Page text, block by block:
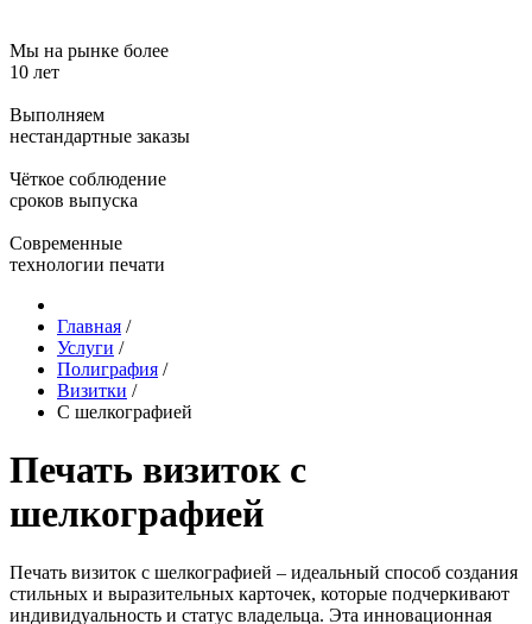
Мы на рынке более
10 лет
Выполняем
нестандартные заказы
Чёткое соблюдение
сроков выпуска
Современные
технологии печати
Главная /
Услуги /
Полиграфия /
Визитки /
С шелкографией
Печать визиток с
шелкографией
Печать визиток с шелкографией – идеальный способ создания
стильных и выразительных карточек, которые подчеркивают
индивидуальность и статус владельца. Эта инновационная